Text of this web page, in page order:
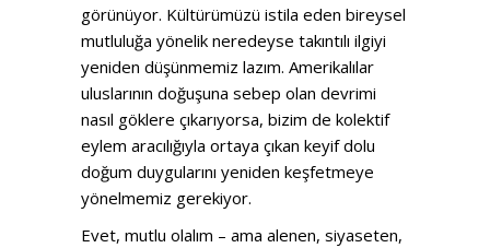
görünüyor. Kültürümüzü istila eden bireysel
mutluluğa yönelik neredeyse takıntılı ilgiyi
yeniden düşünmemiz lazım. Amerikalılar
uluslarının doğuşuna sebep olan devrimi
nasıl göklere çıkarıyorsa, bizim de kolektif
eylem aracılığıyla ortaya çıkan keyif dolu
doğum duygularını yeniden keşfetmeye
yönelmemiz gerekiyor.
Evet, mutlu olalım – ama alenen, siyaseten,